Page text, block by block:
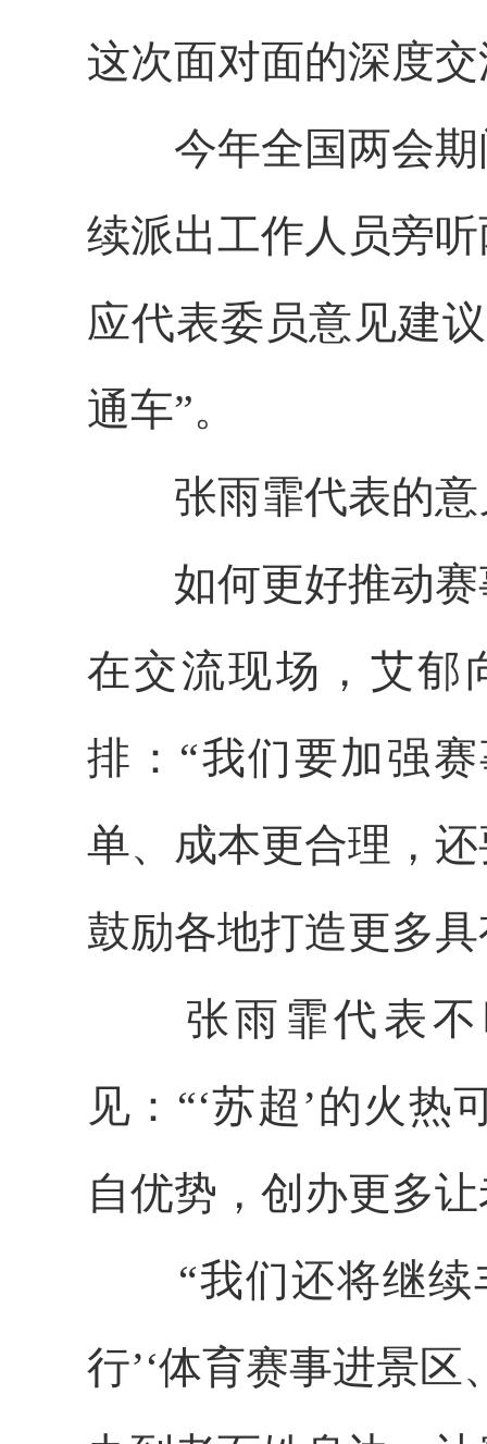
这次面对面的深度
今年全国两会期
续派出工作人员旁
应代表委员意见建
通车”。
张雨霏代表的意
如何更好推动赛
在交流现场，艾郁
排：“我们要加强
单、成本更合理，
鼓励各地打造更多
张雨霏代表不
见：“‘苏超’的火
自优势，创办更多
“我们还将继续
行’‘体育赛事进景